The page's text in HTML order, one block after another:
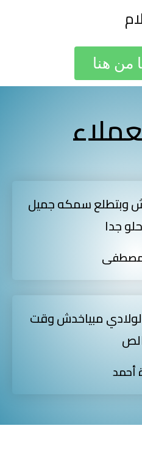
من هنا
وبتطلع سمكه جميل
جدا
مصطفى
مبياخدش وقت
أحمد